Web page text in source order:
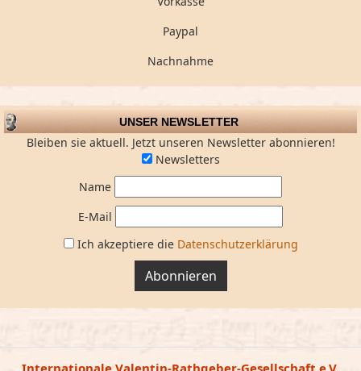
Paypal
Nachnahme
UNSER NEWSLETTER
Bleiben sie aktuell. Jetzt unseren Newsletter abonnieren!
Newsletters
Name
E-Mail
Ich akzeptiere die Datenschutzerklärung
Abonnieren
Internationale Valentin-Rathgeber-Gesellschaft e.V.